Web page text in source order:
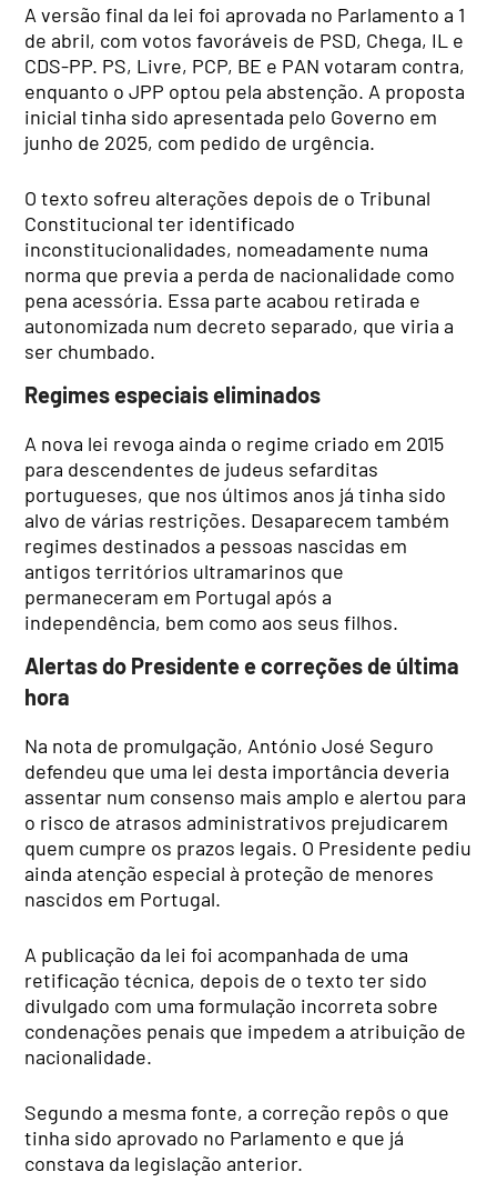
A versão final da lei foi aprovada no Parlamento a 1
de abril, com votos favoráveis de PSD, Chega, IL e
CDS-PP. PS, Livre, PCP, BE e PAN votaram contra,
enquanto o JPP optou pela abstenção. A proposta
inicial tinha sido apresentada pelo Governo em
junho de 2025, com pedido de urgência.
O texto sofreu alterações depois de o Tribunal
Constitucional ter identificado
inconstitucionalidades, nomeadamente numa
norma que previa a perda de nacionalidade como
pena acessória. Essa parte acabou retirada e
autonomizada num decreto separado, que viria a
ser chumbado.
Regimes especiais eliminados
A nova lei revoga ainda o regime criado em 2015
para descendentes de judeus sefarditas
portugueses, que nos últimos anos já tinha sido
alvo de várias restrições. Desaparecem também
regimes destinados a pessoas nascidas em
antigos territórios ultramarinos que
permaneceram em Portugal após a
independência, bem como aos seus filhos.
Alertas do Presidente e correções de última
hora
Na nota de promulgação, António José Seguro
defendeu que uma lei desta importância deveria
assentar num consenso mais amplo e alertou para
o risco de atrasos administrativos prejudicarem
quem cumpre os prazos legais. O Presidente pediu
ainda atenção especial à proteção de menores
nascidos em Portugal.
A publicação da lei foi acompanhada de uma
retificação técnica, depois de o texto ter sido
divulgado com uma formulação incorreta sobre
condenações penais que impedem a atribuição de
nacionalidade.
Segundo a mesma fonte, a correção repôs o que
tinha sido aprovado no Parlamento e que já
constava da legislação anterior.